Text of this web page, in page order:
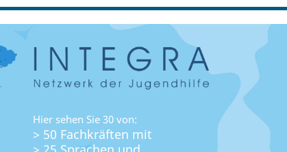
Hier sehen Sie 30 von:
> 50 Fachkräften mit